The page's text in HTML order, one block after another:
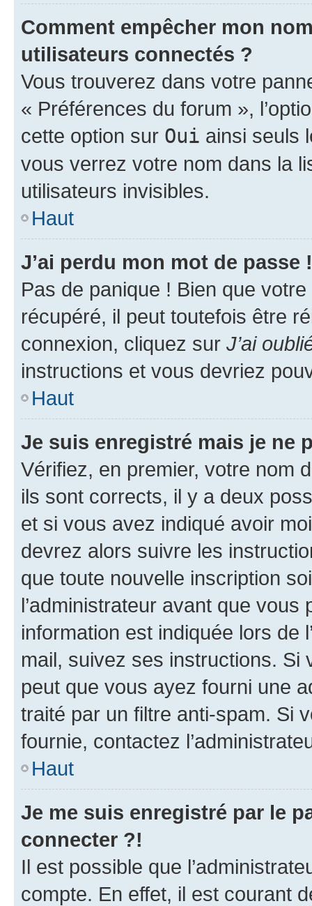
Comment empêcher mon
utilisateurs connectés ?
Vous trouverez dans votre
« Préférences du forum »,
cette option sur Oui ainsi seuls
vous verrez votre nom dans la
utilisateurs invisibles.
Haut
J’ai perdu mon mot de passe !
Pas de panique ! Bien que
récupéré, il peut toutefois être
connexion, cliquez sur J’ai
instructions et vous devriez
Haut
Je suis enregistré mais je ne
Vérifiez, en premier, votre nom
ils sont corrects, il y a deux
et si vous avez indiqué avoir
devrez alors suivre les
que toute nouvelle inscription
l’administrateur avant que
information est indiquée lors de
mail, suivez ses instructions. Si
peut que vous ayez fourni une
traité par un filtre anti-spam. Si
fournie, contactez
Haut
Je me suis enregistré par le
connecter ?!
Il est possible que
compte. En effet, il est courant